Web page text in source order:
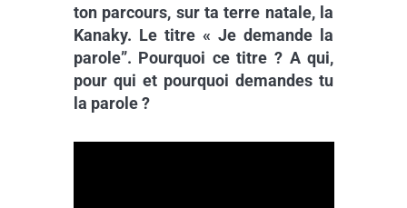
ton parcours, sur ta terre natale, la
Kanaky. Le titre « Je demande la
parole”. Pourquoi ce titre ? A qui,
pour qui et pourquoi demandes tu
la parole ?